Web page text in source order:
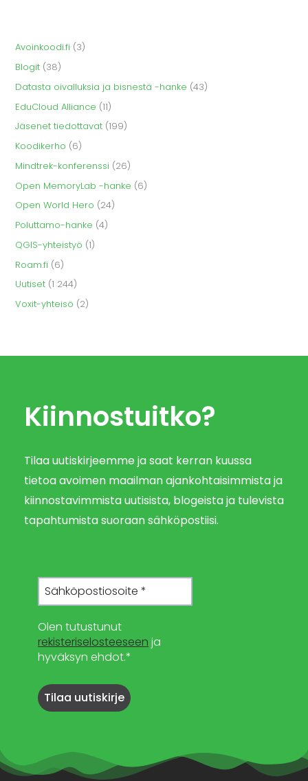
Avoinkoodi.fi (3)
Blogit (38)
Datasta oivalluksia ja bisnestä -hanke (43)
EduCloud Alliance (11)
Jäsenet tiedottavat (199)
Koodikerho (6)
Mindtrek-konferenssi (26)
Open MemoryLab -hanke (6)
Open World Hero (24)
Poluttamo-hanke (4)
QGIS-yhteistyö (1)
Roam.fi (6)
Uutiset (1 244)
Voxit-yhteisö (2)
Kiinnostuitko?
Tilaa uutiskirjeemme ja saat kerran kuussa
tietoa avoimen maailman ajankohtaisimmista ja
kiinnostavimmista uutisista, blogeista ja tulevista
tapahtumista suoraan sähköpostiisi.
Olen tutustunut
rekisteriselosteeseen ja
hyväksyn ehdot.*